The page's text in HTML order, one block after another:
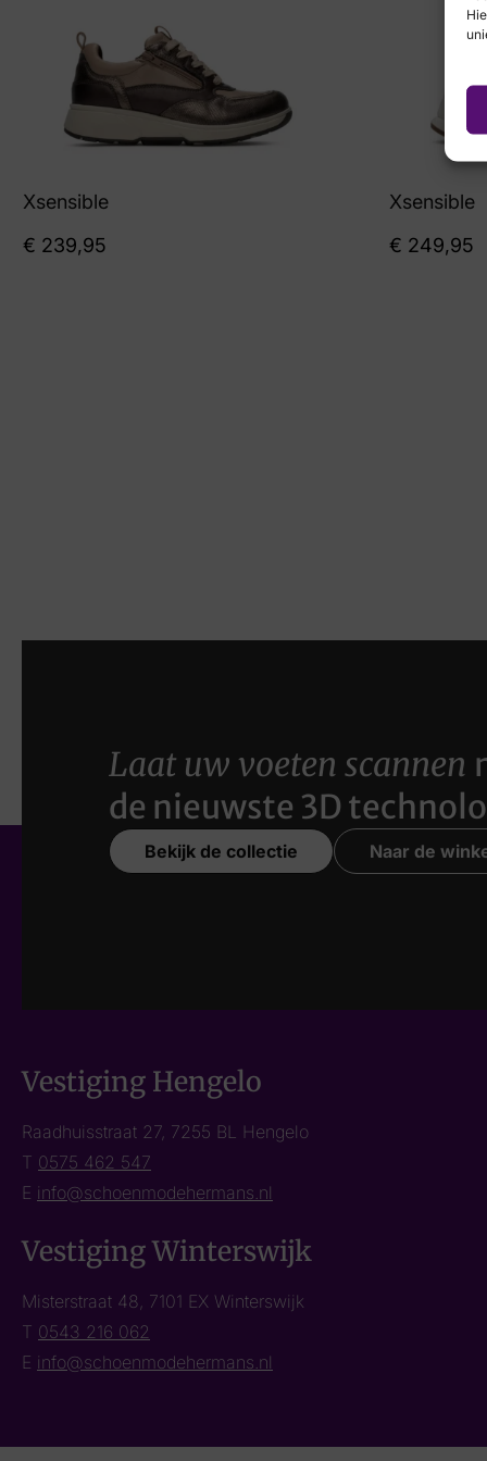
Xsensible
€ 239,95
Xsensible
€ 249,95
Laat uw voeten scannen
de nieuwste 3D
Bekijk de collectie Naar de
Vestiging Hengelo
Raadhuisstraat 27, 7255 BL Hengelo
T 0575 462 547
E info@schoenmodehermans.nl
Vestiging Winterswijk
Misterstraat 48, 7101 EX Winterswijk
T 0543 216 062
E info@schoenmodehermans.nl